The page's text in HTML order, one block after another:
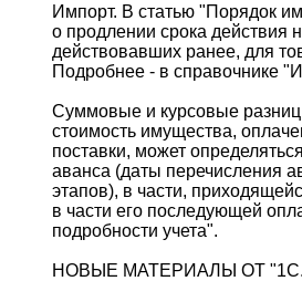
Импорт. В статью "Порядок
о продлении срока действия
действовавших ранее, для
Подробнее - в справочнике
Суммовые и курсовые
стоимость имущества,
поставки, может
аванса (даты перечисления
этапов), в части,
в части его последующей
подробности учета".
НОВЫЕ МАТЕРИАЛЫ ОТ